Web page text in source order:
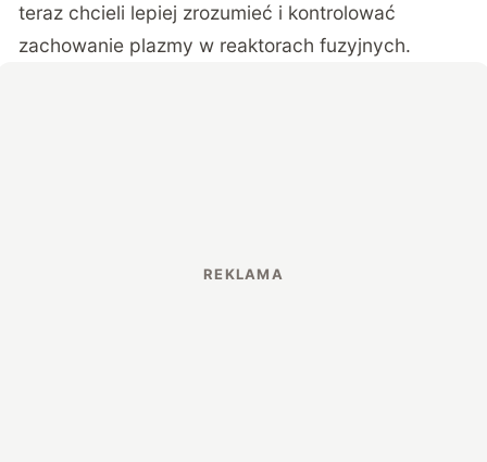
teraz chcieli lepiej zrozumieć i kontrolować
zachowanie plazmy w reaktorach fuzyjnych.